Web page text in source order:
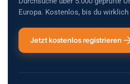
Europa. Kostenlos, bis du
Jetzt kostenlos registrieren